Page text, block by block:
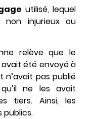
utilisé, lequel
injurieux ou
relève que le
été envoyé à
n’avait pas publié
ne les avait
tiers. Ainsi, les
publics.